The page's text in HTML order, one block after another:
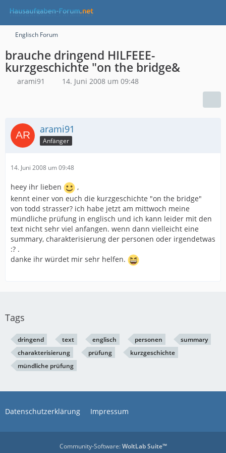
Englisch Forum
brauche dringend HILFEEE-
kurzgeschichte "on the bridge&
arami91 14. Juni 2008 um 09:48
arami91
Anfänger
14. Juni 2008 um 09:48
heey ihr lieben
,
kennt einer von euch die kurzgeschichte "on the bridge"
von todd strasser? ich habe jetzt am mittwoch meine
mündliche prüfung in englisch und ich kann leider mit den
text nicht sehr viel anfangen. wenn dann vielleicht eine
summary, charakterisierung der personen oder irgendetwas
:? .
danke ihr würdet mir sehr helfen.
Tags
dringend text englisch personen
summary
charakterisierung
prüfung
kurzgeschichte
mündliche prüfung
Datenschutzerklärung Impressum
Community-Software:WoltLab Suite™